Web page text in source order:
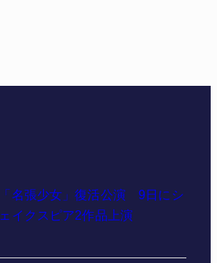
「名張少女」復活公演 9日にシ
ェイクスピア2作品上演